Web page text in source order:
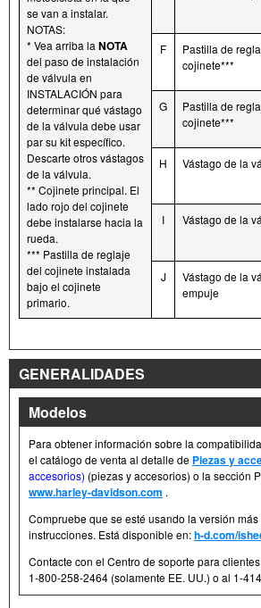
se van a instalar.
NOTAS:
* Vea arriba la NOTA
del paso de instalación
de válvula en
INSTALACIÓN para
determinar qué vástago
de la válvula debe usar
par su kit específico.
Descarte otros vástagos
de la válvula.
** Cojinete principal. El
lado rojo del cojinete
debe instalarse hacia la
rueda.
*** Pastilla de reglaje
del cojinete instalada
bajo el cojinete
primario.
F
Pastilla de
cojinete***
G
Pastilla de
cojinete***
H Vástago de la
I Vástago de la
J
Vástago de la
empuje
GENERALIDADES
Modelos
Para obtener información sobre la
el catálogo de venta al detalle de Piezas y
accesorios) (piezas y accesorios) o la sección
www.harley-davidson.com .
Compruebe que se esté usando la versión
instrucciones. Está disponible en:h-d.com/
Contacte con el Centro de soporte para
1-800-258-2464 (solamente EE. UU.) o al 1-